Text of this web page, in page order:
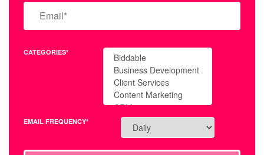
CATEGORIES*
EMAIL FREQUENCY*